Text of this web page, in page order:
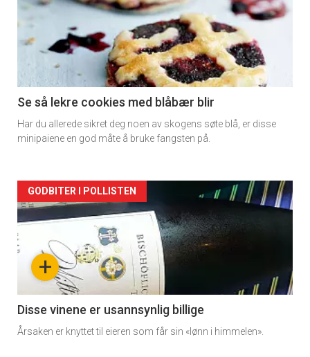
detail
-
section
11
Dagens
Se så lekre cookies med blåbær blir
Har du allerede sikret deg noen av skogens søte blå, er disse
minipaiene en god måte å bruke fangsten på.
Artikler
detail
-
section
11
Dagens
+
GODBITER I POLLISTEN
Disse vinene er usannsynlig billige
Årsaken er knyttet til eieren som får sin «lønn i himmelen».